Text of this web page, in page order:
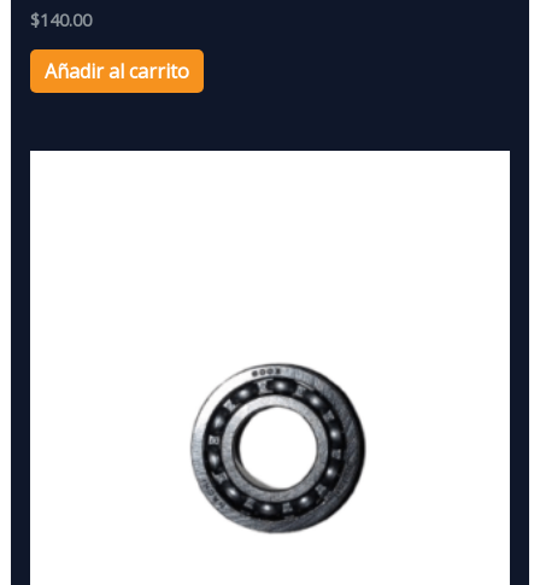
$140.00
Añadir al carrito